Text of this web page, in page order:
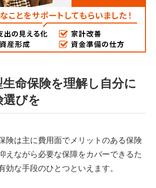
命保険を理解し自分に
選びを
険は主に費用面でメリットのある保険
えながら必要な保障をカバーできるた
効な手段のひとつといえます。